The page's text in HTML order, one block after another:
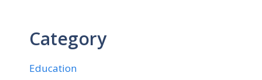
Category
Education